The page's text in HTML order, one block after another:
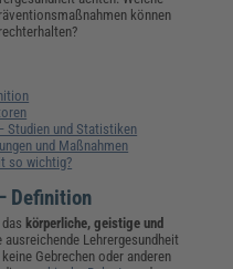
können
Studien und Statistiken
und Maßnahmen
so wichtig?
Definition
körperliche, geistige und
ausreichende Lehrergesundheit
Gebrechen oder anderen